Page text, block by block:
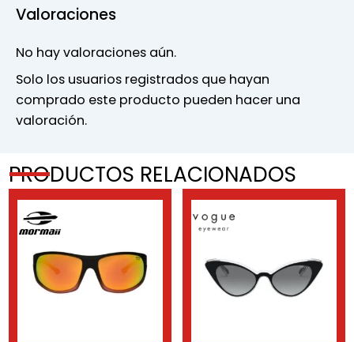
Valoraciones
No hay valoraciones aún.
Solo los usuarios registrados que hayan
comprado este producto pueden hacer una
valoración.
PRODUCTOS RELACIONADOS